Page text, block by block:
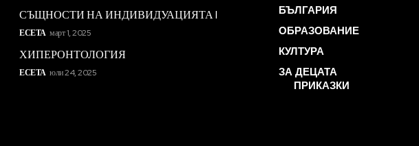
СЪЩНОСТИ НА ИНДИВИДУАЦИЯТА I
ЕСЕТА март 1, 2025
ХИПЕРОНТОЛОГИЯ
ЕСЕТА юли 24, 2025
БЪЛГАРИЯ
ОБРАЗОВАНИЕ
КУЛТУРА
ЗА ДЕЦАТА
ПРИКАЗКИ